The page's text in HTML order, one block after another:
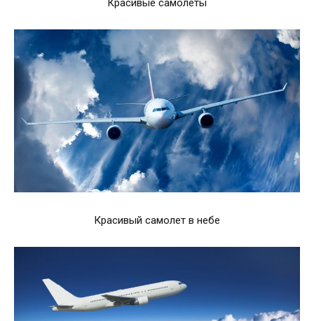
Красивые самолеты
Красивый самолет в небе